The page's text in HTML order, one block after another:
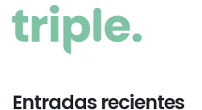
Entradas recientes